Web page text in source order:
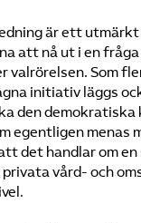
är ett
att nå ut i en fråga
valrörelsen. Som
initiativ läggs
den demokratiska
egentligen menas
det handlar om
vård- och